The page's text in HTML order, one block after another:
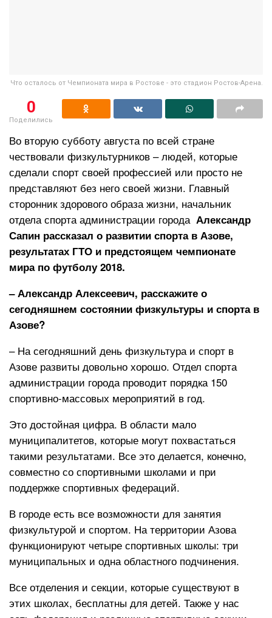
Что осталось от Чемпионата мира в Ростове - это стадион Ростов-Арена.
0
Поделились
Во вторую субботу августа по всей стране
чествовали физкультурников – людей, которые
сделали спорт своей профессией или просто не
представляют без него своей жизни. Главный
сторонник здорового образа жизни, начальник
отдела спорта администрации города Александр
Сапин рассказал о развитии спорта в Азове,
результатах ГТО и предстоящем чемпионате
мира по футболу 2018.
– Александр Алексеевич, расскажите о
сегодняшнем состоянии физкультуры и спорта в
Азове?
– На сегодняшний день физкультура и спорт в
Азове развиты довольно хорошо. Отдел спорта
администрации города проводит порядка 150
спортивно-массовых мероприятий в год.
Это достойная цифра. В области мало
муниципалитетов, которые могут похвастаться
такими результатами. Все это делается, конечно,
совместно со спортивными школами и при
поддержке спортивных федераций.
В городе есть все возможности для занятия
физкультурой и спортом. На территории Азова
функционируют четыре спортивных школы: три
муниципальных и одна областного подчинения.
Все отделения и секции, которые существуют в
этих школах, бесплатны для детей. Также у нас